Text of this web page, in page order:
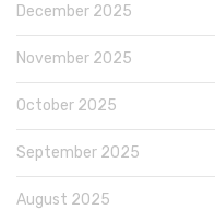
December 2025
November 2025
October 2025
September 2025
August 2025